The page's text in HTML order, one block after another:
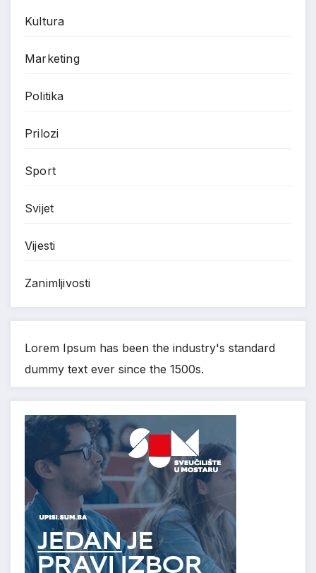
Kultura
Marketing
Politika
Prilozi
Sport
Svijet
Vijesti
Zanimljivosti
Lorem Ipsum has been the industry's standard
dummy text ever since the 1500s.